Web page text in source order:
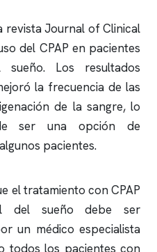
revista Journal of Clinical
del CPAP en pacientes
Los resultados
la frecuencia de las
de la sangre, lo
ser una opción de
pacientes.
el tratamiento con CPAP
del sueño debe ser
un médico especialista
todos los pacientes con